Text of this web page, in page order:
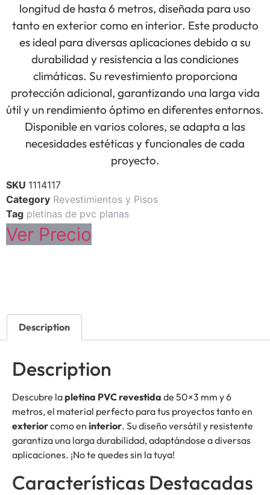
longitud de hasta 6 metros, diseñada para uso
tanto en exterior como en interior. Este producto
es ideal para diversas aplicaciones debido a su
durabilidad y resistencia a las condiciones
climáticas. Su revestimiento proporciona
protección adicional, garantizando una larga vida
útil y un rendimiento óptimo en diferentes entornos.
Disponible en varios colores, se adapta a las
necesidades estéticas y funcionales de cada
proyecto.
SKU 1114117
Category Revestimientos y Pisos
Tag pletinas de pvc planas
Ver Precio
Description
Description
Descubre lapletina PVC revestida de 50×3 mm y 6
metros, el material perfecto para tus proyectos tanto en
exteriorcomo en interior. Su diseño versátil y resistente
garantiza una larga durabilidad, adaptándose a diversas
aplicaciones. ¡No te quedes sin la tuya!
Características Destacadas